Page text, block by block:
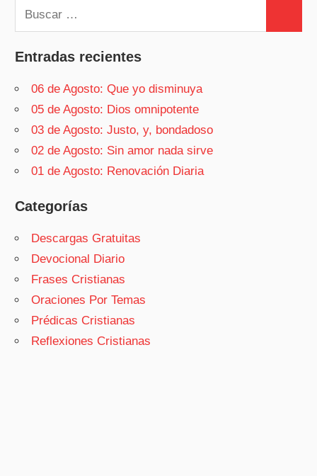
Buscar:
Entradas recientes
06 de Agosto: Que yo disminuya
05 de Agosto: Dios omnipotente
03 de Agosto: Justo, y, bondadoso
02 de Agosto: Sin amor nada sirve
01 de Agosto: Renovación Diaria
Categorías
Descargas Gratuitas
Devocional Diario
Frases Cristianas
Oraciones Por Temas
Prédicas Cristianas
Reflexiones Cristianas